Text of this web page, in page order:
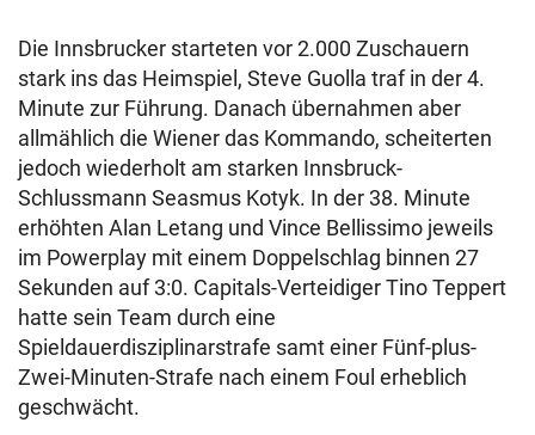
Die Innsbrucker starteten vor 2.000 Zuschauern
stark ins das Heimspiel, Steve Guolla traf in der 4.
Minute zur Führung. Danach übernahmen aber
allmählich die Wiener das Kommando, scheiterten
jedoch wiederholt am starken Innsbruck-
Schlussmann Seasmus Kotyk. In der 38. Minute
erhöhten Alan Letang und Vince Bellissimo jeweils
im Powerplay mit einem Doppelschlag binnen 27
Sekunden auf 3:0. Capitals-Verteidiger Tino Teppert
hatte sein Team durch eine
Spieldauerdisziplinarstrafe samt einer Fünf-plus-
Zwei-Minuten-Strafe nach einem Foul erheblich
geschwächt.